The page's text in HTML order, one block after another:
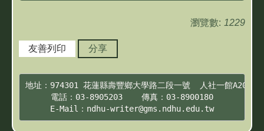
瀏覽數: 1229
友善列印 分享
地址：974301 花蓮縣壽豐鄉大學路二段一號  人社一館A201
電話：03-8905203    傳真：03-8900180